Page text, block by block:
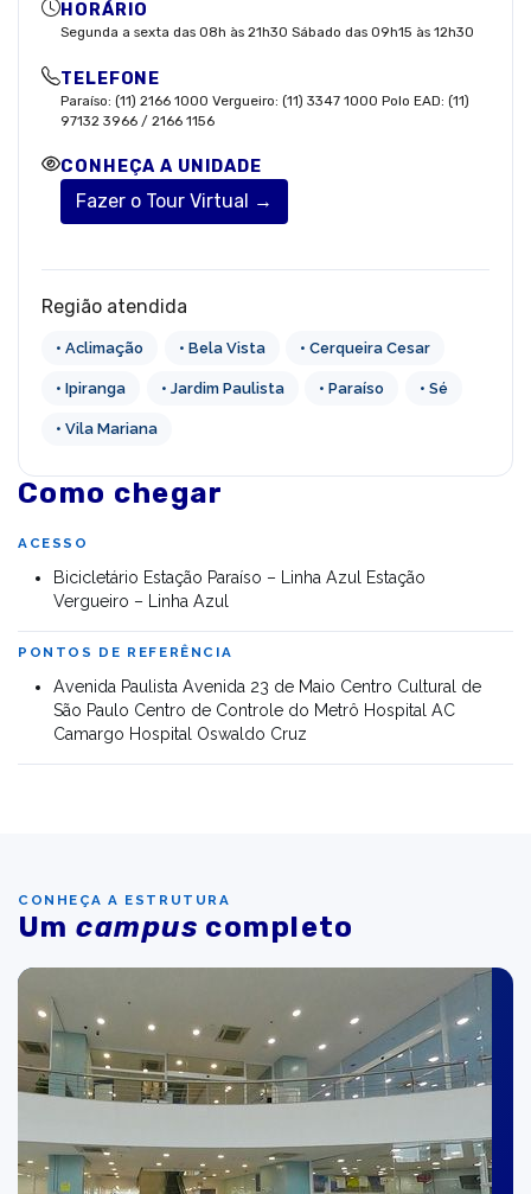
HORÁRIO
Segunda a sexta das 08h às 21h30 Sábado das 09h15 às 12h30
TELEFONE
Paraíso: (11) 2166 1000 Vergueiro: (11) 3347 1000 Polo EAD: (11)
97132 3966 / 2166 1156
CONHEÇA A UNIDADE
Fazer o Tour Virtual →
Região atendida
• Aclimação • Bela Vista • Cerqueira Cesar
• Ipiranga • Jardim Paulista • Paraíso • Sé
• Vila Mariana
Como chegar
ACESSO
Bicicletário Estação Paraíso – Linha Azul Estação
Vergueiro – Linha Azul
PONTOS DE REFERÊNCIA
Avenida Paulista Avenida 23 de Maio Centro Cultural de
São Paulo Centro de Controle do Metrô Hospital AC
Camargo Hospital Oswaldo Cruz
CONHEÇA A ESTRUTURA
Umcampus completo